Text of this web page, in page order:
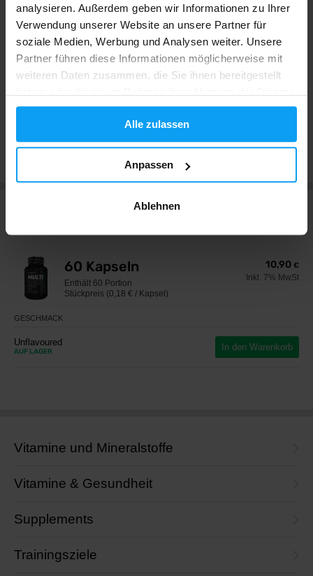
analysieren. Außerdem geben wir Informationen zu Ihrer
Verwendung unserer Website an unsere Partner für
soziale Medien, Werbung und Analysen weiter. Unsere
Partner führen diese Informationen möglicherweise mit
weiteren Daten zusammen, die Sie ihnen bereitgestellt
gesammelt haben.
Alle zulassen
Anpassen
Ablehnen
Äußerst gut
Sehr gut
1 x
Gut
0 x
Nicht schlecht
0 x
60 Kapseln
Enthält 60 Portion
Stückpreis (0,18 € / Kapsel)
10,90 €
Inkl. 7% MwSt
GESCHMACK
Unflavoured
AUF LAGER In den Warenkorb
Vitamine und Mineralstoffe
Vitamine & Gesundheit
Supplements
Trainingsziele